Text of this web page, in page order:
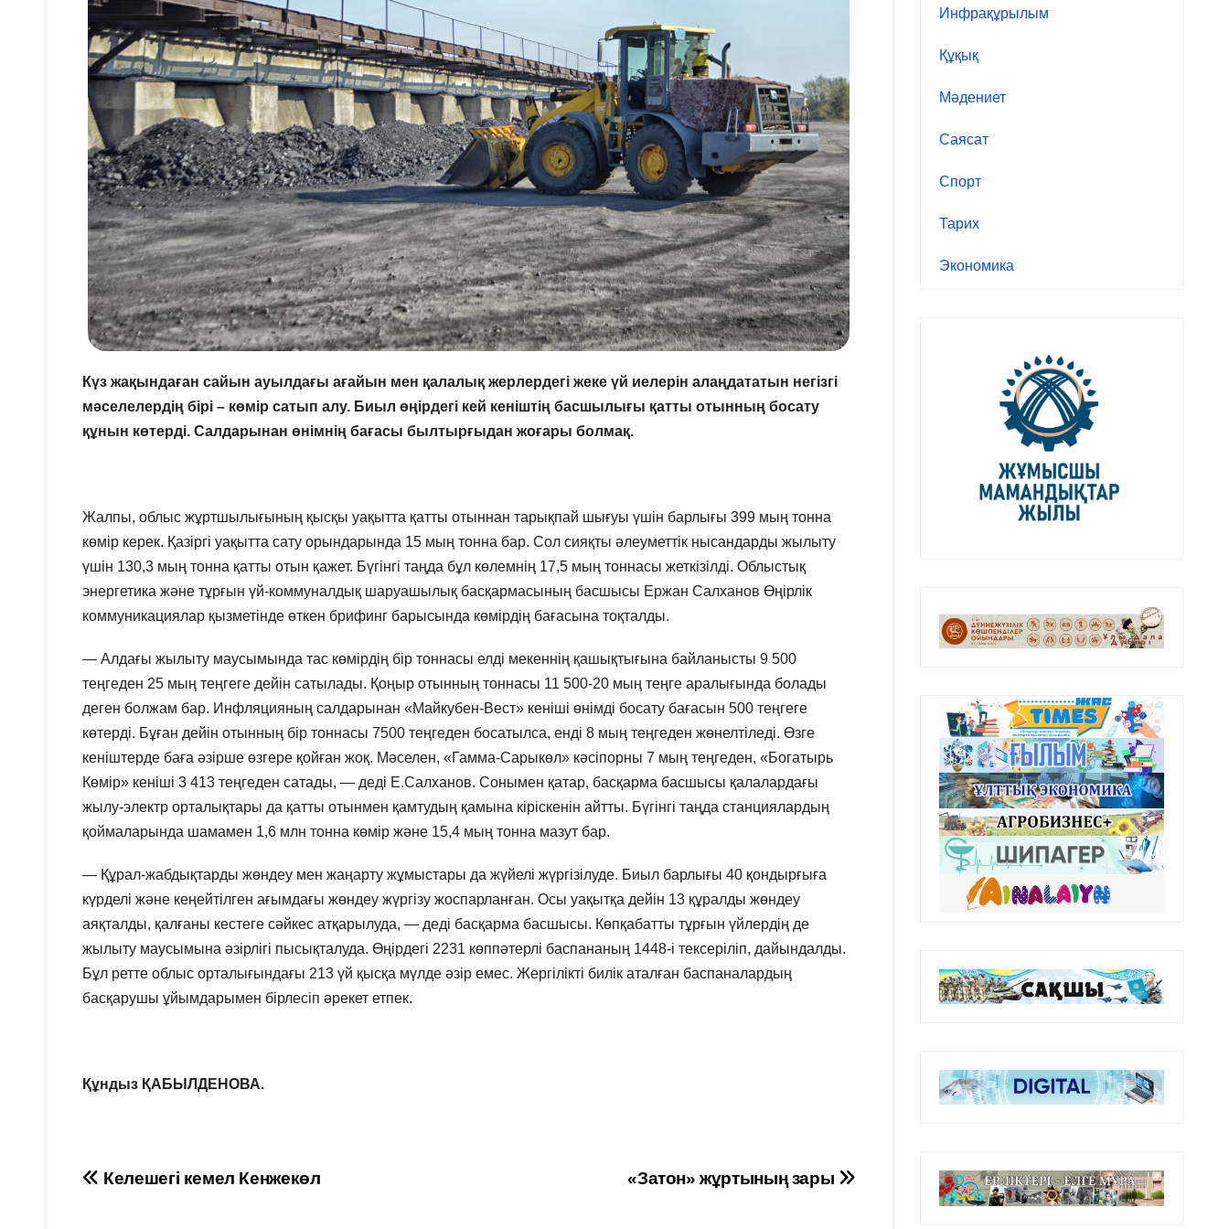
Күз жақындаған сайын ауылдағы ағайын мен қалалық жерлердегі жеке үй иелерін алаңдататын негізгі
мәселелердің бірі – көмір сатып алу. Биыл өңірдегі кей кеніштің басшылығы қатты отынның босату
құнын көтерді. Салдарынан өнімнің бағасы былтырғыдан жоғары болмақ.
Жалпы, облыс жұртшылығының қысқы уақытта қатты отыннан тарықпай шығуы үшін барлығы 399 мың тонна
көмір керек. Қазіргі уақытта сату орындарында 15 мың тонна бар. Сол сияқты әлеуметтік нысандарды жылыту
үшін 130,3 мың тонна қатты отын қажет. Бүгінгі таңда бұл көлемнің 17,5 мың тоннасы жеткізілді. Облыстық
энергетика және тұрғын үй-коммуналдық шаруашылық басқармасының басшысы Ержан Салханов Өңірлік
коммуникациялар қызметінде өткен брифинг барысында көмірдің бағасына тоқталды.
— Алдағы жылыту маусымында тас көмірдің бір тоннасы елді мекеннің қашықтығына байланысты 9 500
теңгеден 25 мың теңгеге дейін сатылады. Қоңыр отынның тоннасы 11 500-20 мың теңге аралығында болады
деген болжам бар. Инфляцияның салдарынан «Майкубен-Вест» кеніші өнімді босату бағасын 500 теңгеге
көтерді. Бұған дейін отынның бір тоннасы 7500 теңгеден босатылса, енді 8 мың теңгеден жөнелтіледі. Өзге
кеніштерде баға әзірше өзгере қойған жоқ. Мәселен, «Гамма-Сарыкөл» кәсіпорны 7 мың теңгеден, «Богатырь
Көмір» кеніші 3 413 теңгеден сатады, — деді Е.Салханов. Сонымен қатар, басқарма басшысы қалалардағы
жылу-электр орталықтары да қатты отынмен қамтудың қамына кіріскенін айтты. Бүгінгі таңда станциялардың
қоймаларында шамамен 1,6 млн тонна көмір және 15,4 мың тонна мазут бар.
— Құрал-жабдықтарды жөндеу мен жаңарту жұмыстары да жүйелі жүргізілуде. Биыл барлығы 40 қондырғыға
күрделі және кеңейтілген ағымдағы жөндеу жүргізу жоспарланған. Осы уақытқа дейін 13 құралды жөндеу
аяқталды, қалғаны кестеге сәйкес атқарылуда, — деді басқарма басшысы. Көпқабатты тұрғын үйлердің де
жылыту маусымына әзірлігі пысықталуда. Өңірдегі 2231 көппәтерлі баспананың 1448-і тексеріліп, дайындалды.
Бұл ретте облыс орталығындағы 213 үй қысқа мүлде әзір емес. Жергілікті билік аталған баспаналардың
басқарушы ұйымдарымен бірлесіп әрекет етпек.
Құндыз ҚАБЫЛДЕНОВА.
Навигация
«Затон» жұртының зары
Келешегі кемел Кенжекөл
Инфрақұрылым
Құқық
Мәдениет
Саясат
Спорт
Тарих
Экономика